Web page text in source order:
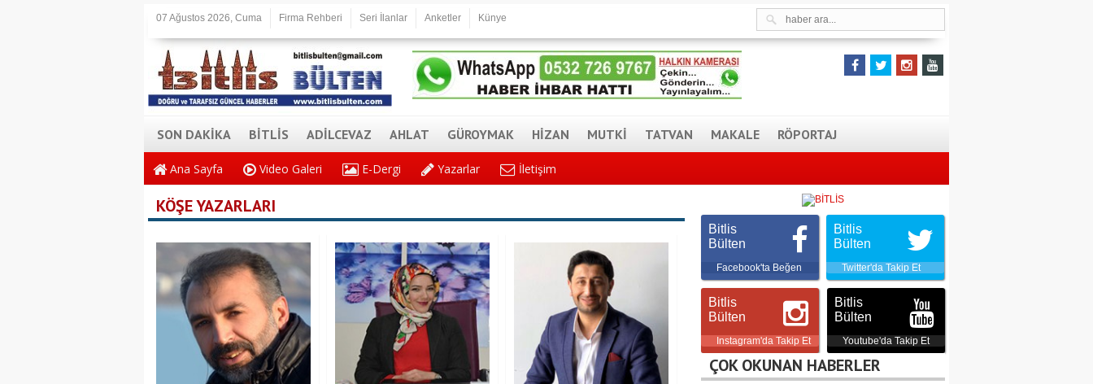
07 Ağustos 2026, Cuma Firma Rehberi Seri İlanlar Anketler Künye
SON DAKİKA BİTLİS ADİLCEVAZ AHLAT GÜROYMAK HİZAN MUTKİ TATVAN MAKALE RÖPORTAJ
Ana Sayfa Video Galeri E-Dergi Yazarlar İletişim
KÖŞE YAZARLARI
Bitlis
Bülten
Facebook'ta Beğen
Bitlis
Bülten
Twitter'da Takip Et
Bitlis
Bülten
Instagram'da Takip Et
Bitlis
Bülten
Youtube'da Takip Et
ÇOK OKUNAN HABERLER